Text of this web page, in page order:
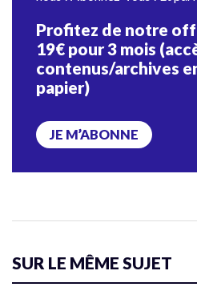
Profitez de notre
19€ pour 3 mois
contenus/archives
papier)
JE M’ABONNE
SUR LE MÊME SUJET